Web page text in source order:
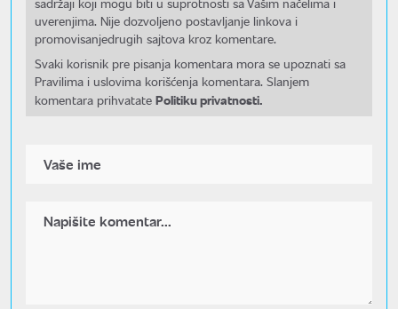
uverenjima. Nije dozvoljeno postavljanje linkova i
promovisanjedrugih sajtova kroz komentare.
Svaki korisnik pre pisanja komentara mora se upoznati sa
Pravilima i uslovima korišćenja komentara. Slanjem
komentara prihvatate Politiku privatnosti.